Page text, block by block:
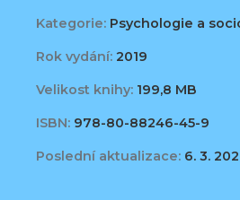
Kategorie: Psychologie a
Rok vydání: 2019
Velikost knihy: 199,8 MB
ISBN: 978-80-88246-45-9
Poslední aktualizace: 6. 3.